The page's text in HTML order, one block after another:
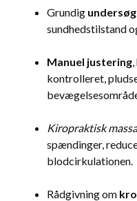
Grundig
sundhedstilstand
Manuel justering
kontrolleret,
Kiropraktisk
spændinger,
blodcirkulationen.
Rådgivning om